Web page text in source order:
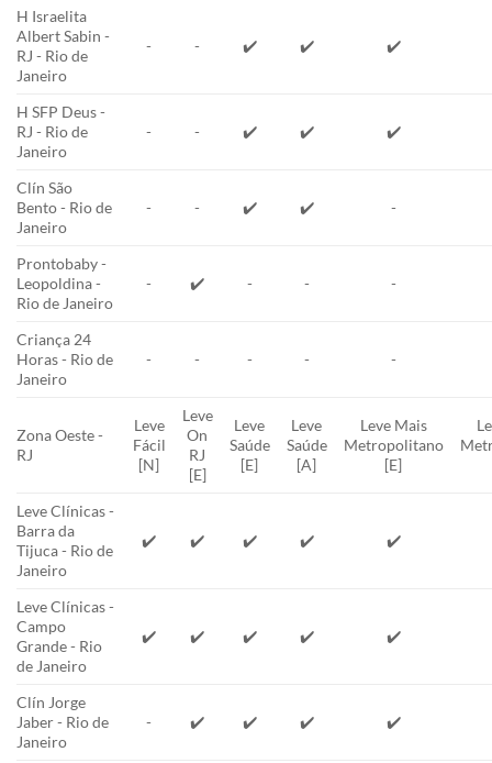
H Israelita
Albert Sabin -
RJ - Rio de
Janeiro
- - ✔️ ✔️ ✔️
H SFP Deus -
RJ - Rio de
Janeiro
- - ✔️ ✔️ ✔️
Clín São
Bento - Rio de
Janeiro
- - ✔️ ✔️ -
Prontobaby -
Leopoldina -
Rio de Janeiro
- ✔️ - - -
Criança 24
Horas - Rio de
Janeiro
- - - - -
Zona Oeste -
RJ
Leve
Fácil
[N]
Leve
On
RJ
[E]
Leve
Saúde
[E]
Leve
Saúde
[A]
Leve Mais
Metropolitano
[E]
Leve Clínicas -
Barra da
Tijuca - Rio de
Janeiro
✔️ ✔️ ✔️ ✔️ ✔️
Leve Clínicas -
Campo
Grande - Rio
de Janeiro
✔️ ✔️ ✔️ ✔️ ✔️
Clín Jorge
Jaber - Rio de
Janeiro
- ✔️ ✔️ ✔️ ✔️